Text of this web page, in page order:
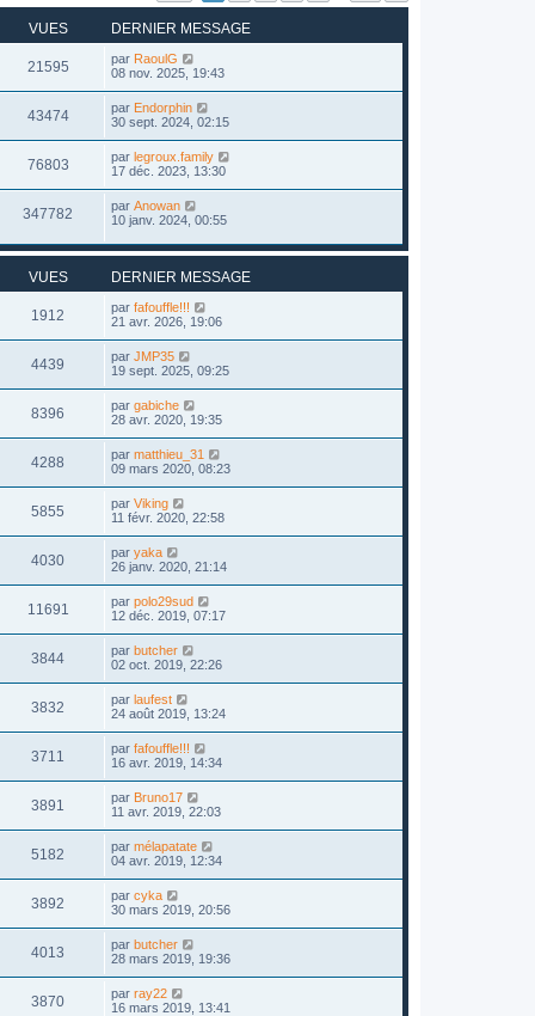
VUES DERNIER MESSAGE
21595 par RaoulG
08 nov. 2025, 19:43
43474 par Endorphin
30 sept. 2024, 02:15
76803 par legroux.family
17 déc. 2023, 13:30
347782 par Anowan
10 janv. 2024, 00:55
VUES DERNIER MESSAGE
1912 par fafouffle!!!
21 avr. 2026, 19:06
4439 par JMP35
19 sept. 2025, 09:25
8396 par gabiche
28 avr. 2020, 19:35
4288 par matthieu_31
09 mars 2020, 08:23
5855 par Viking
11 févr. 2020, 22:58
4030 par yaka
26 janv. 2020, 21:14
11691 par polo29sud
12 déc. 2019, 07:17
3844 par butcher
02 oct. 2019, 22:26
3832 par laufest
24 août 2019, 13:24
3711 par fafouffle!!!
16 avr. 2019, 14:34
3891 par Bruno17
11 avr. 2019, 22:03
5182 par mélapatate
04 avr. 2019, 12:34
3892 par cyka
30 mars 2019, 20:56
4013 par butcher
28 mars 2019, 19:36
3870 par ray22
16 mars 2019, 13:41